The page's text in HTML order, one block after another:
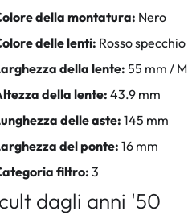
della montatura: Nero
delle lenti: Rosso specchio
della lente: 55 mm / M
della lente: 43.9 mm
delle aste: 145 mm
del ponte: 16 mm
filtro: 3
dagli anni '50